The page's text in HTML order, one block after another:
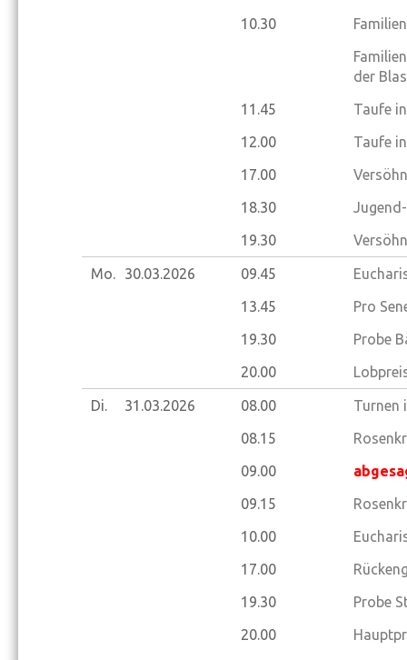
10.30
der
11.45
Taufe
12.00
Taufe
17.00
18.30
19.30
Mo. 30.03.2026 09.45
13.45
Pro
19.30
Probe
20.00
Di. 31.03.2026 08.00
Turnen
08.15
09.00
09.15
10.00
17.00
19.30
Probe
20.00